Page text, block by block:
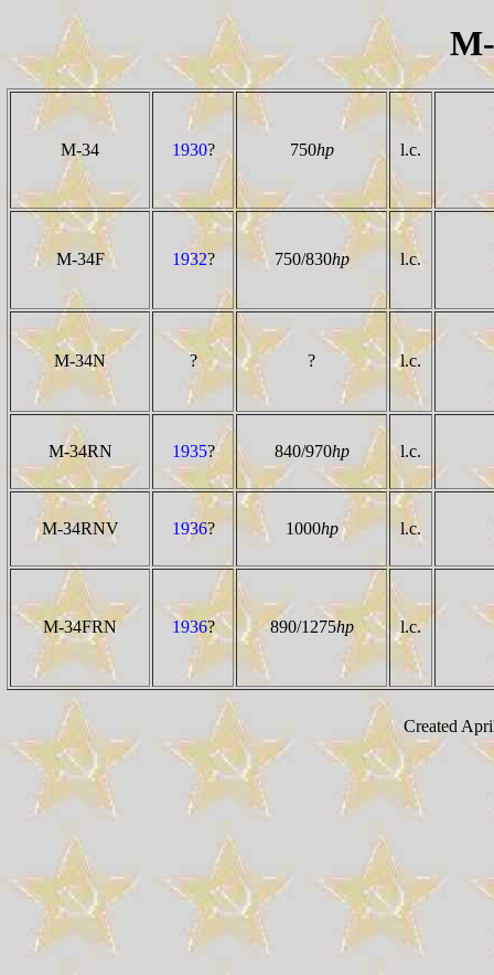
M-34 1930? 750hp l.c.
M-34F 1932? 750/830hp l.c.
M-34N ? ? l.c.
M-34RN 1935? 840/970hp l.c.
M-34RNV 1936? 1000hp l.c.
M-34FRN 1936? 890/1275hp l.c.
Created